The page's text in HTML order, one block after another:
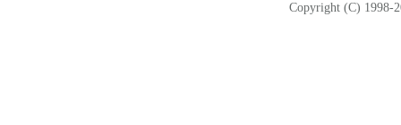
Copyright (C) 1998-